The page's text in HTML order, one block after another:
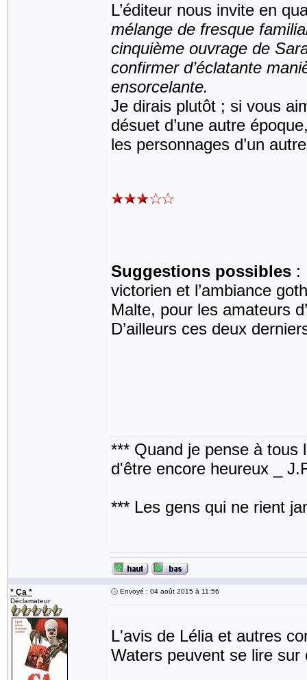
L’éditeur nous invite en
mélange de fresque
cinquième ouvrage de
confirmer d’éclatante
ensorcelante.
Je dirais plutôt ; si vous
désuet d’une autre
les personnages d’un
Suggestions possibles
victorien et l’ambiance
Malte, pour les amateurs
D’ailleurs ces deux
*** Quand je pense à tous
d'être encore heureux _
*** Les gens qui ne rient
* Ça *
Déclamateur
Envoyé : 04 août 2015 à 11:56
L'avis de Lélia et autres
Waters peuvent se lire sur